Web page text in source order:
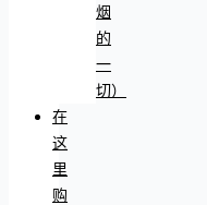
烟
的
一
切）
在
这
里
购